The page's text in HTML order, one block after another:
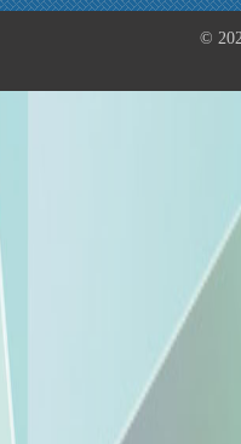
©